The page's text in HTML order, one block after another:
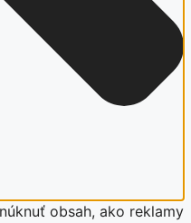
obsah, ako reklamy